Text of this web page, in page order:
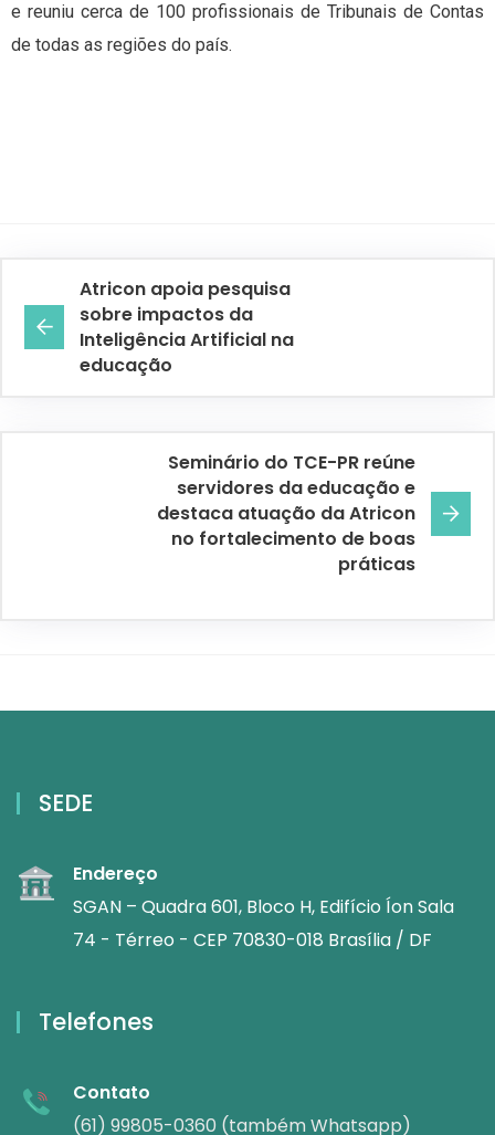
e reuniu cerca de 100 profissionais de Tribunais de Contas
de todas as regiões do país.
Atricon apoia pesquisa
sobre impactos da
Inteligência Artificial na
educação
Seminário do TCE-PR reúne
servidores da educação e
destaca atuação da Atricon
no fortalecimento de boas
práticas
SEDE
Endereço
SGAN – Quadra 601, Bloco H, Edifício Íon Sala
74 - Térreo - CEP 70830-018 Brasília / DF
Telefones
Contato
(61) 99805-0360 (também Whatsapp)